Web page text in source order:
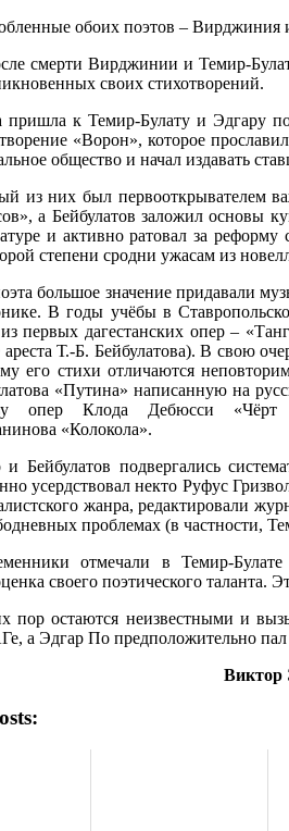
обоих поэтов –
смерти Вирджинии и Темир-
своих стихотворений.
пришла к Темир-Булату и Эдгару
«Ворон», которое
общество и начал издавать
из них был первооткрывателем
а Бейбулатов заложил основы
и активно ратовал за
степени сродни ужасам из
большое значение придавали
В годы учёбы в
первых дагестанских опер –
ареста Т.-Б. Бейбулатова). В свою
его стихи отличаются
«Путина» написанную на
опер Клода Дебюсси
«Колокола».
Бейбулатов подвергались
усердствовал некто Руфус
жанра, редактировали
проблемах (в частности,
отмечали в Темир-Булате
своего поэтического
пор остаются неизвестными и
а Эдгар По предположительно
Виктор